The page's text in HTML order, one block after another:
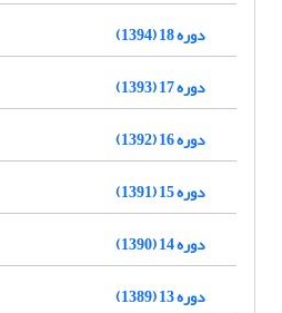
دوره 18 (1394)
دوره 17 (1393)
دوره 16 (1392)
دوره 15 (1391)
دوره 14 (1390)
دوره 13 (1389)